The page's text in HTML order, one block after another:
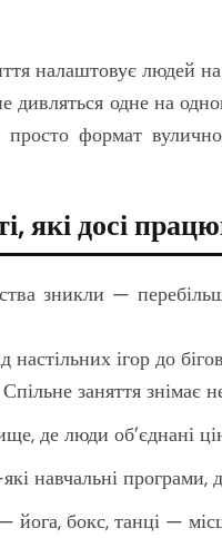
налаштовує людей
дивляться одне на
формат
які досі
зникли —
ігор до
заняття знімає
де люди об’єднані
навчальні програми,
— йога, бокс, танці —